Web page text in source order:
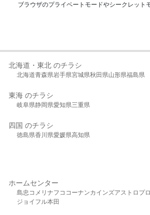
ブラウザのプライベートモードやシークレット
北海道・東北 のチラシ
北海道青森県岩手県宮城県秋田県山形県福島県
東海 のチラシ
岐阜県静岡県愛知県三重県
四国 のチラシ
徳島県香川県愛媛県高知県
ホームセンター
島忠 コメリ ナフコ コーナンカインズアストロプ
ジョイフル本田